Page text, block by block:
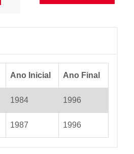
Ano Inicial Ano Final
1984 1996
1987 1996